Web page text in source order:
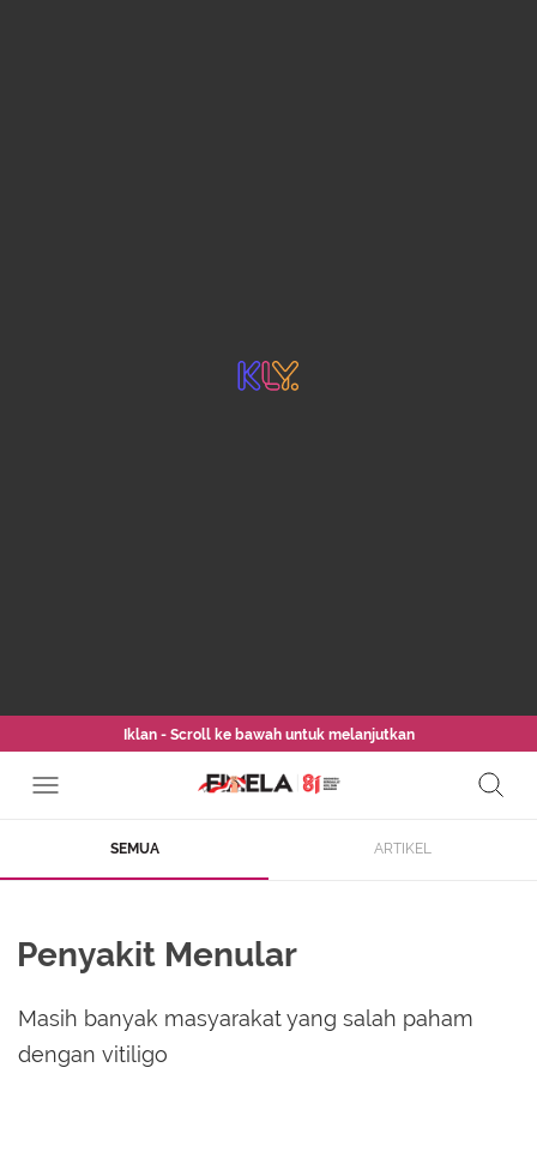
Iklan - Scroll ke bawah untuk melanjutkan
SEMUA ARTIKEL
Penyakit Menular
Masih banyak masyarakat yang salah paham
dengan vitiligo